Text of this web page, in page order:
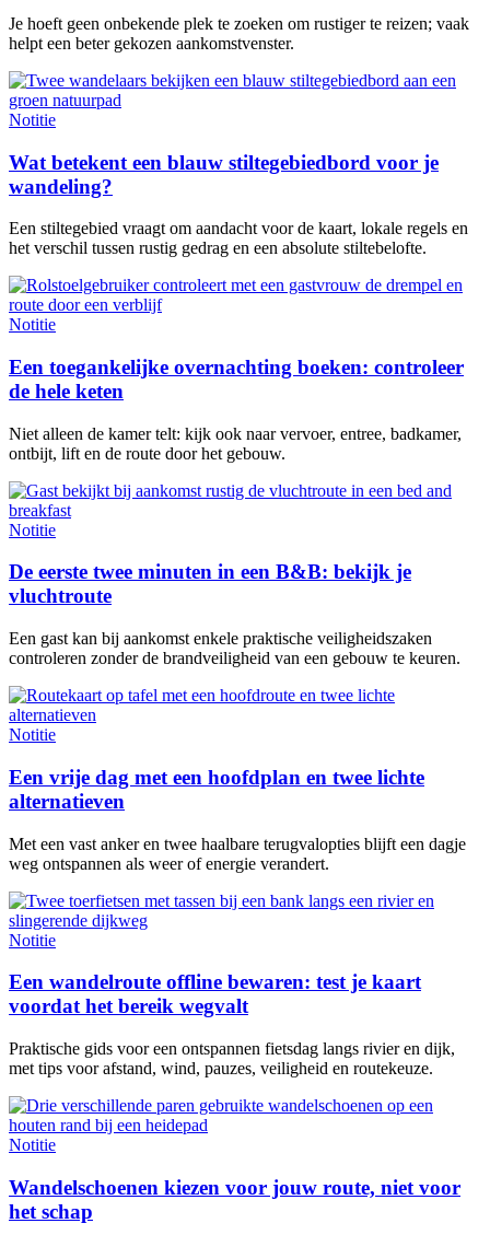
Je hoeft geen onbekende plek te zoeken om rustiger te reizen; vaak
helpt een beter gekozen aankomstvenster.
Notitie
Wat betekent een blauw stiltegebiedbord voor je
wandeling?
Een stiltegebied vraagt om aandacht voor de kaart, lokale regels en
het verschil tussen rustig gedrag en een absolute stiltebelofte.
Notitie
Een toegankelijke overnachting boeken: controleer
de hele keten
Niet alleen de kamer telt: kijk ook naar vervoer, entree, badkamer,
ontbijt, lift en de route door het gebouw.
Notitie
De eerste twee minuten in een B&B: bekijk je
vluchtroute
Een gast kan bij aankomst enkele praktische veiligheidszaken
controleren zonder de brandveiligheid van een gebouw te keuren.
Notitie
Een vrije dag met een hoofdplan en twee lichte
alternatieven
Met een vast anker en twee haalbare terugvalopties blijft een dagje
weg ontspannen als weer of energie verandert.
Notitie
Een wandelroute offline bewaren: test je kaart
voordat het bereik wegvalt
Praktische gids voor een ontspannen fietsdag langs rivier en dijk,
met tips voor afstand, wind, pauzes, veiligheid en routekeuze.
Notitie
Wandelschoenen kiezen voor jouw route, niet voor
het schap